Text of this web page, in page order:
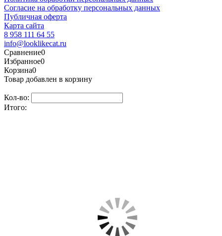
Согласие на обработку персональных данных
Публичная оферта
Карта сайта
8 958 111 64 55
info@looklikecat.ru
Сравнение0
Избранное0
Корзина0
Товар добавлен в корзину
Кол-во:
Итого: